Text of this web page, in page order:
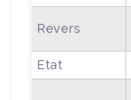
Revers
Etat